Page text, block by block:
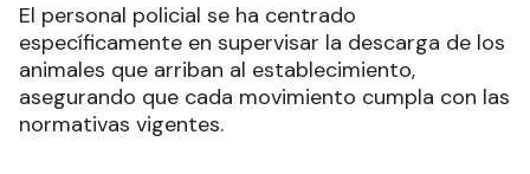
El personal policial se ha centrado
específicamente en supervisar la descarga de los
animales que arriban al establecimiento,
asegurando que cada movimiento cumpla con las
normativas vigentes.